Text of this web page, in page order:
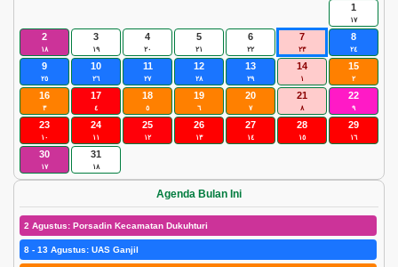
1
١٧
2
١٨
3
١٩
4
٢٠
5
٢١
6
٢٢
7
٢٣
8
٢٤
9
٢٥
10
٢٦
11
٢٧
12
٢٨
13
٢٩
14
١
15
٢
16
٣
17
٤
18
٥
19
٦
20
٧
21
٨
22
٩
23
١٠
24
١١
25
١٢
26
١٣
27
١٤
28
١٥
29
١٦
30
١٧
31
١٨
Agenda Bulan Ini
2 Agustus: Porsadin Kecamatan Dukuhturi
8 - 13 Agustus: UAS Ganjil